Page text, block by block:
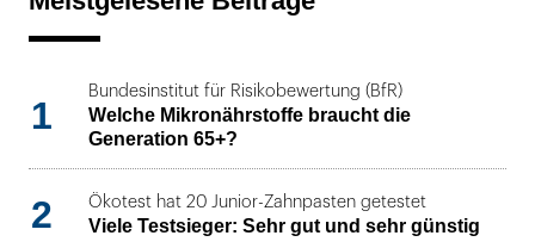
1
Bundesinstitut für Risikobewertung (BfR)
Welche Mikronährstoffe braucht die
Generation 65+?
2 Ökotest hat 20 Junior-Zahnpasten getestet
Viele Testsieger: Sehr gut und sehr günstig